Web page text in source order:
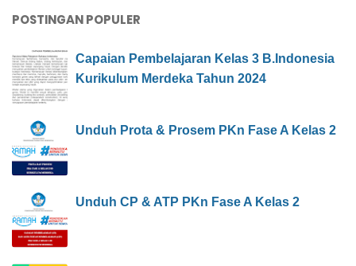
POSTINGAN POPULER
Capaian Pembelajaran Kelas 3 B.Indonesia
Kurikulum Merdeka Tahun 2024
Unduh Prota & Prosem PKn Fase A Kelas 2
Unduh CP & ATP PKn Fase A Kelas 2